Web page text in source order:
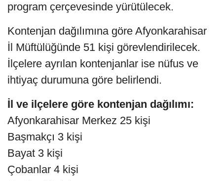
program çerçevesinde yürütülecek.
Kontenjan dağılımına göre Afyonkarahisar
İl Müftülüğünde 51 kişi görevlendirilecek.
İlçelere ayrılan kontenjanlar ise nüfus ve
ihtiyaç durumuna göre belirlendi.
İl ve ilçelere göre kontenjan dağılımı:
Afyonkarahisar Merkez 25 kişi
Başmakçı 3 kişi
Bayat 3 kişi
Çobanlar 4 kişi